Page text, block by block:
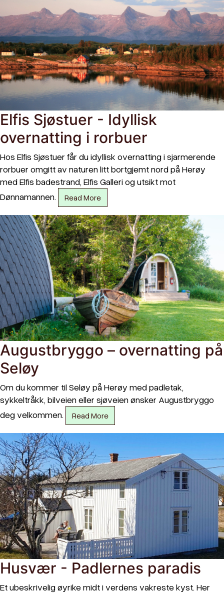
Elfis Sjøstuer - Idyllisk
overnatting i rorbuer
Hos Elfis Sjøstuer får du idyllisk overnatting i sjarmerende
rorbuer omgitt av naturen litt bortgjemt nord på Herøy
med Elfis badestrand, Elfis Galleri og utsikt mot
Dønnamannen.
Read More
Augustbryggo – overnatting på
Seløy
Om du kommer til Seløy på Herøy med padletak,
sykkeltråkk, bilveien eller sjøveien ønsker Augustbryggo
deg velkommen.
Read More
Husvær - Padlernes paradis
Et ubeskrivelig øyrike midt i verdens vakreste kyst. Her